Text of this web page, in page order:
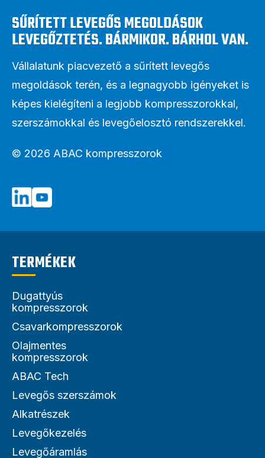
SŰRÍTETT LEVEGŐS MEGOLDÁSOK
LEVEGŐZTETÉS. BÁRMIKOR. BÁRHOL VAN.
Vállalatunk piacvezető a sűrített levegős
megoldások terén, és a legnagyobb igényeket is
képes kielégíteni a legjobb kompresszorokkal,
szerszámokkal és levegőelosztó rendszerekkel.
© 2026 ABAC kompresszorok
TERMÉKEK
Dugattyús
kompresszorok
Csavarkompresszorok
Olajmentes
kompresszorok
ABAC Tech
Levegős szerszámok
Alkatrészek
Levegőkezelés
Levegőáramlás